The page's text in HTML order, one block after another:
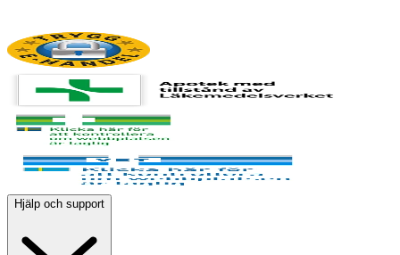
Hjälp och support